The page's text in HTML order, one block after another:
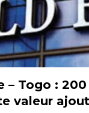
– Togo :
valeur